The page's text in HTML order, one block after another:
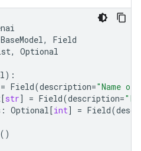
BaseModel,
Field
, Optional
):
= Field(description="Name
[str] = Field(description=
: Optional[int] = Field(
()